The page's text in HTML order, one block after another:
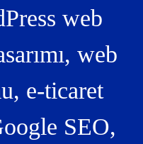
web
web
e-ticaret
SEO,